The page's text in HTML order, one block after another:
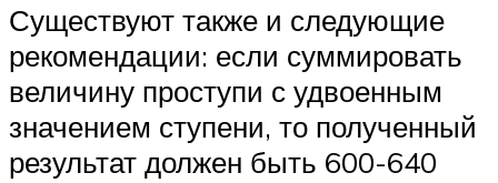
Существуют также и следующие
рекомендации: если суммировать
величину проступи с удвоенным
значением ступени, то полученный
результат должен быть 600-640